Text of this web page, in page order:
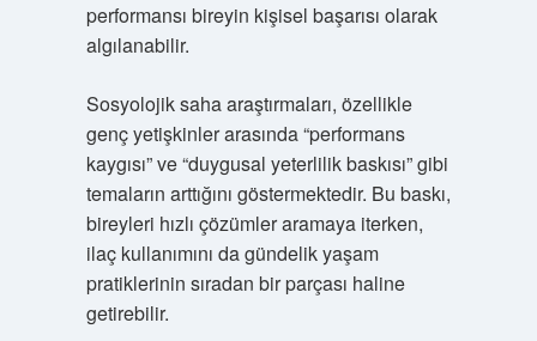
performansı bireyin kişisel başarısı olarak
algılanabilir.
Sosyolojik saha araştırmaları, özellikle
genç yetişkinler arasında “performans
kaygısı” ve “duygusal yeterlilik baskısı” gibi
temaların arttığını göstermektedir. Bu baskı,
bireyleri hızlı çözümler aramaya iterken,
ilaç kullanımını da gündelik yaşam
pratiklerinin sıradan bir parçası haline
getirebilir.